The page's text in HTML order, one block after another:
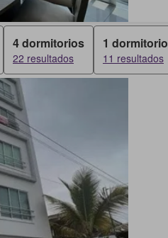
4 dormitorios
22 resultados
1 dormitorio
11 resultados